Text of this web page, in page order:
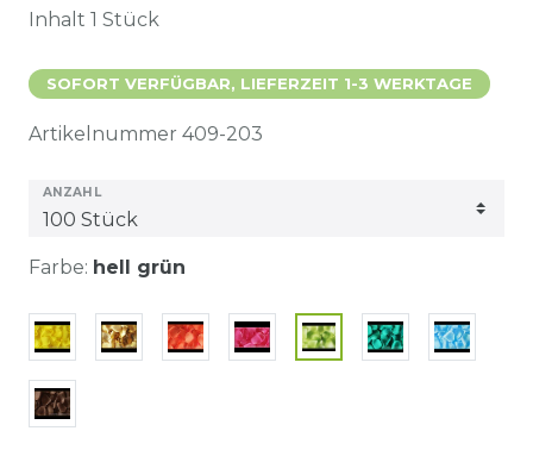
Inhalt 1 Stück
SOFORT VERFÜGBAR, LIEFERZEIT 1-3 WERKTAGE
Artikelnummer 409-203
ANZAHL
Farbe: hell grün